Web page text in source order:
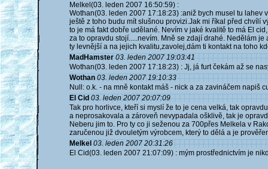
Melkel(03. leden 2007 16:50:59) :
Wothan(03. leden 2007 17:18:23) :aniž bych musel tu lahev
ještě z toho budu mít slušnou provizi.Jak mi říkal před chvílí
to je má fakt dobře udělané. Nevím v jaké kvalitě to má El
za to opravdu stojí.....nevím. Mně se zdají drahé. Nedělám
ty levnější a na jejich kvalitu,zavolej,dám ti kontakt na toho
MadHamster 03. leden 2007 19:03:41
Wothan(03. leden 2007 17:18:23) : Jj, já furt čekám až se
Wothan 03. leden 2007 19:10:33
Null: o.k. - na mně kontakt máš - nick a za zavináčem napiš
El Cid 03. leden 2007 20:07:09
Tak pro horlivce, kteří si myslí že to je cena velká, tak
a neprosakovala a zároveň nevypadala ošklivě, tak je
Neberu jim to. Pro ty co ji seženou za 700přes Melkela v
zaručenou již dvouletým výrobcem, který to dělá a je
Melkel 03. leden 2007 20:31:26
El Cid(03. leden 2007 21:07:09) : mým prostřednictvím je